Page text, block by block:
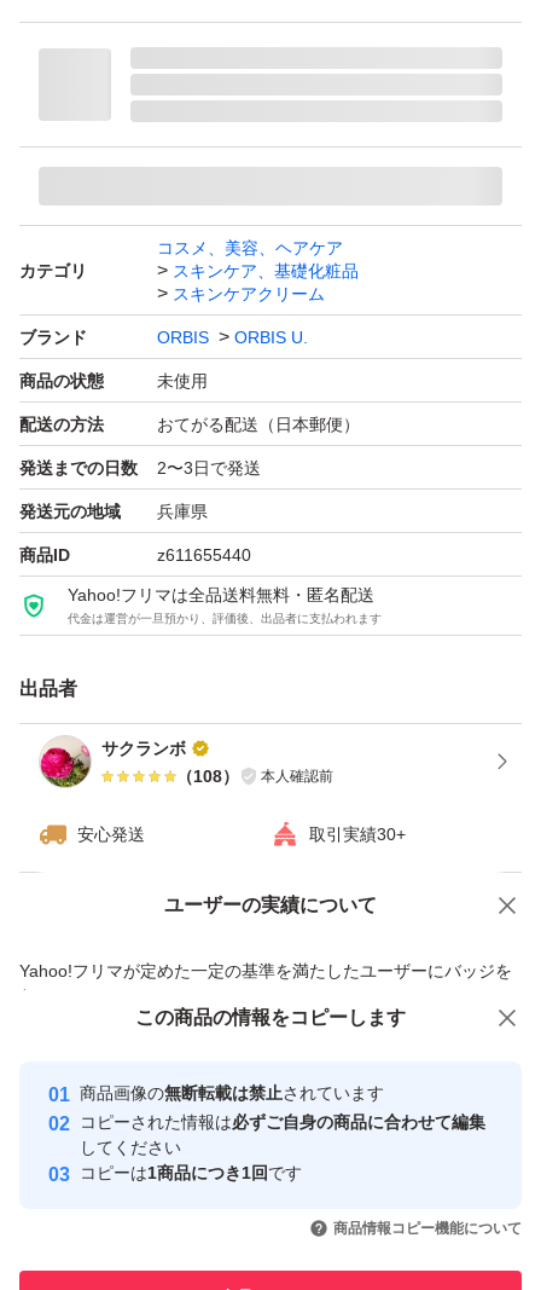
カテゴリ
コスメ、美容、ヘアケア
スキンケア、基礎化粧品
スキンケアクリーム
ブランド ORBIS ORBIS U.
商品の状態 未使用
配送の方法 おてがる配送（日本郵便）
発送までの日数 2〜3日で発送
発送元の地域 兵庫県
商品ID z611655440
Yahoo!フリマは全品送料無料・匿名配送
代金は運営が一旦預かり、評価後、出品者に支払われます
出品者
サクランボ
（108） 本人確認前
安心発送 取引実績30+
ユーザーの実績について
Yahoo!フリマが定めた一定の基準を満たしたユーザーにバッジを
付与しています
安心取引出品者
心・安全なユーザーです
取引実績
引を完了させた実績があります
価格の相談 商品への質問
この商品の情報をコピーします
商品画像の無断転載は禁止されています
コピーされた情報は必ずご自身の商品に合わせて編集
してください
コピーは1商品につき1回です
商品情報コピー機能について
この商品をみている人にオススメ